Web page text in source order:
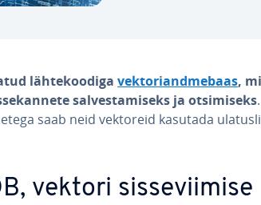
läh­te­koo­diga vek­to­ri­and­me­baas,
sal­ves­ta­miseks ja ot­si­miseks
saab neid vektoreid kasutada
vektori sis­se­vii­mise